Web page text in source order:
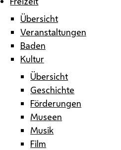
Übersicht
Veranstaltungen
Baden
Kultur
Übersicht
Geschichte
Förderungen
Museen
Musik
Film